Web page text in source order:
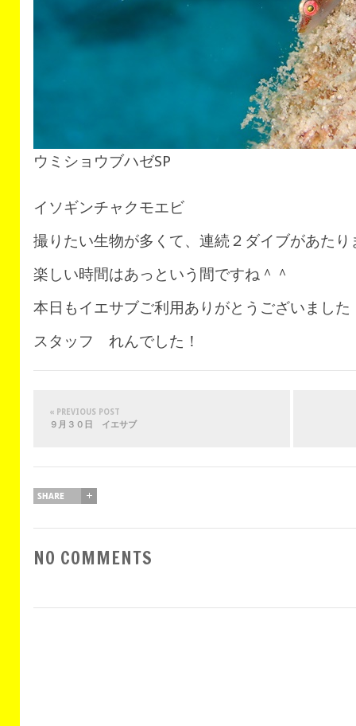
ウミショウブハゼSP
イソギンチャクモエビ
撮りたい生物が多くて、連続２ダイブがあた
楽しい時間はあっという間ですね＾＾
本日もイエサブご利用ありがとうございました
スタッフ れんでした！
« PREVIOUS POST
９月３０日 イエサブ
NO COMMENTS